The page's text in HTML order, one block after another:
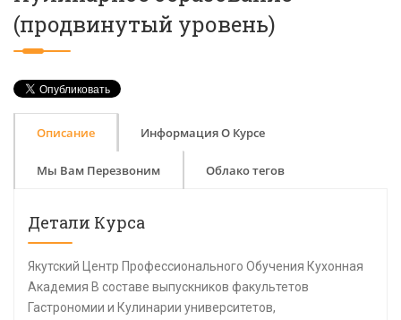
(продвинутый уровень)
Описание Информация О Курсе
Мы Вам Перезвоним Облако тегов
Детали Курса
Якутский Центр Профессионального Обучения Кухонная
Академия В составе выпускников факультетов
Гастрономии и Кулинарии университетов,